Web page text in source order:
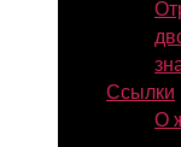
Ссылки
О